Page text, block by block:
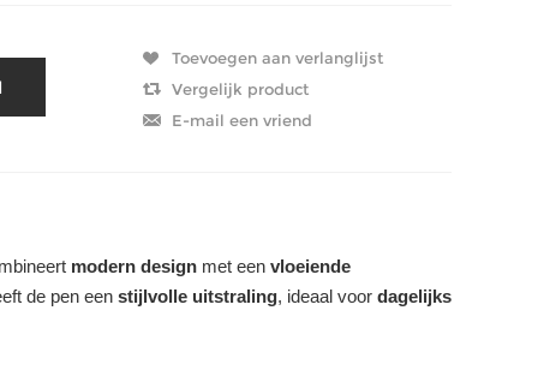
modern design met een vloeiende
de pen een stijlvolle uitstraling, ideaal voor dagelijks